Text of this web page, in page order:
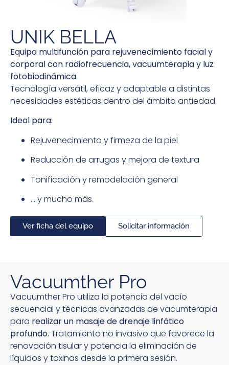
UNIK BELLA
Equipo multifunción para rejuvenecimiento facial y
corporal con radiofrecuencia, vacuumterapia y luz
fotobiodinámica.
Tecnología versátil, eficaz y adaptable a distintas
necesidades estéticas dentro del ámbito antiedad.
Ideal para:
Rejuvenecimiento y firmeza de la piel
Reducción de arrugas y mejora de textura
Tonificación y remodelación general
… y mucho más.
Ver ficha del equipo Solicitar información
Vacuumther Pro
Vacuumther Pro utiliza la potencia del vacío
secuencial y técnicas avanzadas de vacumterapia
para realizar un masaje de drenaje linfático
profundo. Tratamiento no invasivo que favorece la
renovación tisular y potencia la eliminación de
líquidos y toxinas desde la primera sesión.